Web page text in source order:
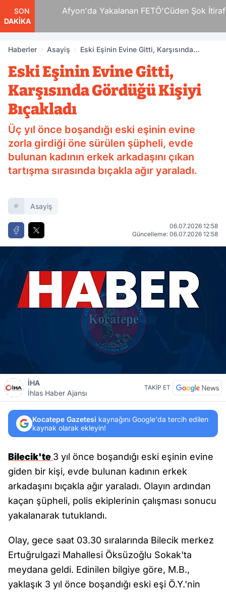
SON
DAKİKA
Ve Afyon'da Yakalanan FETÖ'Cüden Şok İtiraflar
Haberler Asayiş
Eski Eşinin Evine Gitti, Karşısında
Eski Eşinin Evine Gitti,
Karşısında Gördüğü Kişiyi
Bıçakladı
Üç yıl önce boşandığı eski eşinin evine
zorla girdiği öne sürülen şüpheli, evde
bulunan kadının erkek arkadaşını çıkan
tartışma sırasında bıçakla ağır yaraladı.
Asayiş
06.07.2026 12:58
Güncelleme: 06.07.2026 12:58
İHA
İhlas Haber Ajansı
TAKİP ET
Kocatepe Gazetesi kaynağını Google'da tercih edilen
kaynak olarak ekleyin!
Bilecik'te 3 yıl önce boşandığı eski eşinin evine
giden bir kişi, evde bulunan kadının erkek
arkadaşını bıçakla ağır yaraladı. Olayın ardından
kaçan şüpheli, polis ekiplerinin çalışması sonucu
yakalanarak tutuklandı.
Olay, gece saat 03.30 sıralarında Bilecik merkez
Ertuğrulgazi Mahallesi Öksüzoğlu Sokak'ta
meydana geldi. Edinilen bilgiye göre, M.B.,
yaklaşık 3 yıl önce boşandığı eski eşi Ö.Y.'nin